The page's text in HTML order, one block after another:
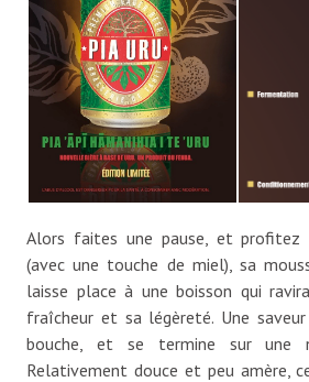
Alors faites une pause, et profitez
(avec une touche de miel), sa
laisse place à une boisson qui
fraîcheur et sa légèreté. Une
bouche, et se termine sur une
Relativement douce et peu amère,